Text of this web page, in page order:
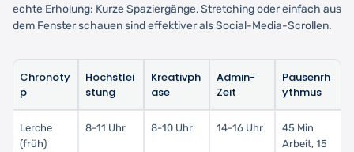
echte Erholung: Kurze Spaziergänge, Stretching oder einfach aus
dem Fenster schauen sind effektiver als Social-Media-Scrollen.
Chronoty
p
Höchstlei
stung
Kreativph
ase
Admin-
Zeit
Pausenrh
ythmus
Lerche
(früh)
8-11 Uhr 8-10 Uhr 14-16 Uhr
45 Min
Arbeit, 15